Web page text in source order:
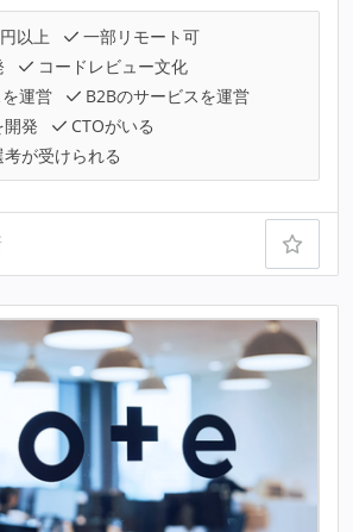
以上
一部リモート可
コードレビュー文化
運営
B2Bのサービスを運営
開発
CTOがいる
が受けられる